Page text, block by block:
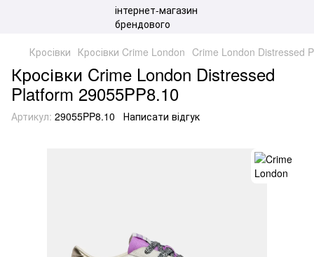
Кросівки Кросівки Crime London Crime London Distressed
Кросівки Crime London Distressed
Platform 29055PP8.10
Артикул: 29055PP8.10 Написати відгук